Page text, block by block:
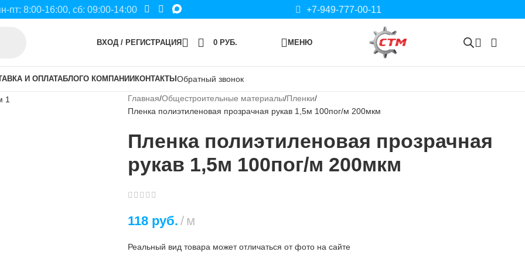
пт: 8:00-16:00, сб: 09:00-14:00 +7-949-777-00-11
ВХОД / РЕГИСТРАЦИЯ 0РУБ. МЕНЮ
И ОПЛАТАБЛОГО КОМПАНИИ КОНТАКТЫ Обратный звонок
Главная Общестроительные материалы Пленки
Пленка полиэтиленовая прозрачная рукав 1,5м 100пог/м 200мкм
Пленка полиэтиленовая прозрачная
рукав 1,5м 100пог/м 200мкм
118 руб. м
Реальный вид товара может отличаться от фото на сайте